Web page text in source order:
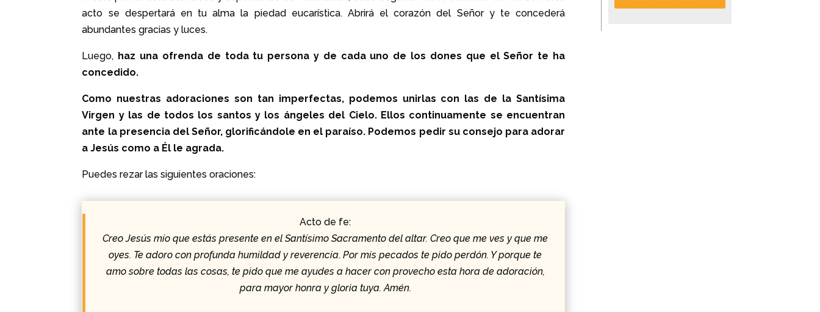
acto se despertará en tu alma la piedad eucarística. Abrirá el corazón del Señor y te concederá
abundantes gracias y luces.
Luego, haz una ofrenda de toda tu persona y de cada uno de los dones que el Señor te ha
concedido.
Como nuestras adoraciones son tan imperfectas, podemos unirlas con las de la Santísima
Virgen y las de todos los santos y los ángeles del Cielo. Ellos continuamente se encuentran
ante la presencia del Señor, glorificándole en el paraíso. Podemos pedir su consejo para adorar
a Jesús como a Él le agrada.
Puedes rezar las siguientes oraciones:
Acto de fe:
Creo Jesús mío que estás presente en el Santísimo Sacramento del altar. Creo que me ves y que me
oyes. Te adoro con profunda humildad y reverencia. Por mis pecados te pido perdón. Y porque te
amo sobre todas las cosas, te pido que me ayudes a hacer con provecho esta hora de adoración,
para mayor honra y gloria tuya. Amén.